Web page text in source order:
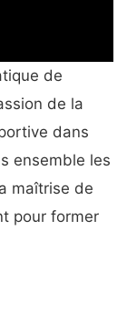
de
de la
dans
ensemble les
maîtrise de
pour former